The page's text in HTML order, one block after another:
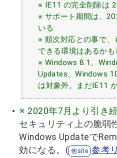
※ IE11 の完全削除は
※ サポート期間は、
いる
※ 順次対応との事で、
できる環境はあるかも
※ Windows 8.1、
Updates、Windows
は対象外。まだIE11
※ 2020年7月より引き
セキュリティ上の脆弱
Windows Updateで
効になる。(
参考